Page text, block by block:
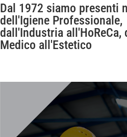
Dal 1972 siamo presenti
dell'Igiene Professionale,
dall'Industria all'HoReCa,
Medico all'Estetico